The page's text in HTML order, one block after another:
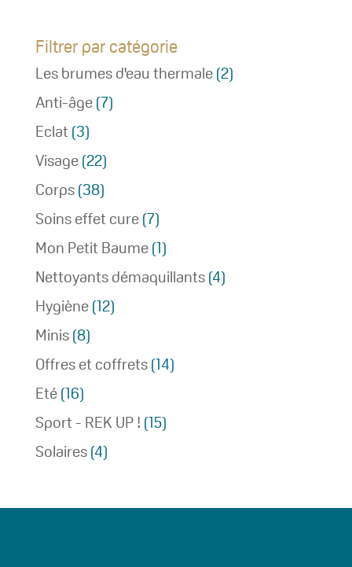
Filtrer par catégorie
Les brumes d'eau thermale (2)
Anti-âge (7)
Eclat (3)
Visage (22)
Corps (38)
Soins effet cure (7)
Mon Petit Baume (1)
Nettoyants démaquillants (4)
Hygiène (12)
Minis (8)
Offres et coffrets (14)
Eté (16)
Sport - REK UP ! (15)
Solaires (4)